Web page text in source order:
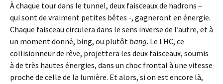
À chaque tour dans le tunnel, deux faisceaux de hadrons –
qui sont de vraiment petites bêtes -, gagneront en énergie.
Chaque faisceau circulera dans le sens inverse de l’autre, et à
un moment donné, bing, ou plutôtbang. Le LHC, ce
collisionneur de rêve, projettera les deux faisceaux, soumis
à de très hautes énergies, dans un choc frontal à une vitesse
proche de celle de la lumière. Et alors, si on est encore là,